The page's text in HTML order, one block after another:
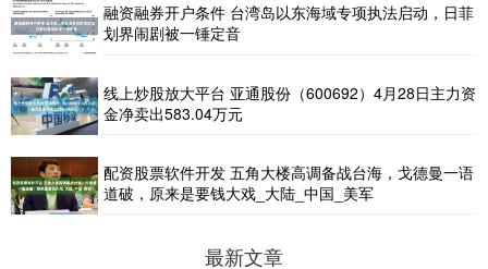
融资融券开户条件 台湾岛以东海域专项执法启动，日菲
划界闹剧被一锤定音
线上炒股放大平台 亚通股份（600692）4月28日主力资
金净卖出583.04万元
配资股票软件开发 五角大楼高调备战台海，戈德曼一语
道破，原来是要钱大戏_大陆_中国_美军
最新文章